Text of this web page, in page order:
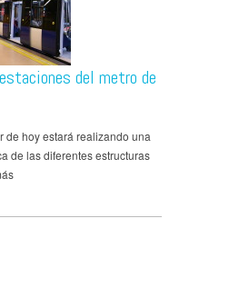
del metro de
de hoy estará realizando una
de las diferentes estructuras